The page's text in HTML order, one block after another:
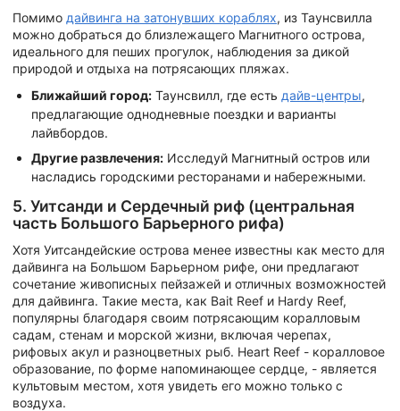
Помимо дайвинга на затонувших кораблях, из Таунсвилла
можно добраться до близлежащего Магнитного острова,
идеального для пеших прогулок, наблюдения за дикой
природой и отдыха на потрясающих пляжах.
Ближайший город: Таунсвилл, где есть дайв-центры,
предлагающие однодневные поездки и варианты
лайвбордов.
Другие развлечения: Исследуй Магнитный остров или
насладись городскими ресторанами и набережными.
5. Уитсанди и Сердечный риф (центральная
часть Большого Барьерного рифа)
Хотя Уитсандейские острова менее известны как место для
дайвинга на Большом Барьерном рифе, они предлагают
сочетание живописных пейзажей и отличных возможностей
для дайвинга. Такие места, как Bait Reef и Hardy Reef,
популярны благодаря своим потрясающим коралловым
садам, стенам и морской жизни, включая черепах,
рифовых акул и разноцветных рыб. Heart Reef - коралловое
образование, по форме напоминающее сердце, - является
культовым местом, хотя увидеть его можно только с
воздуха.